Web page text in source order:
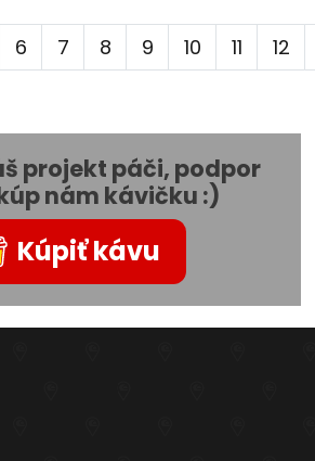
6 7 8 9 10 11 12
projekt páči, podpor
nám kávičku :)
Kúpiť kávu